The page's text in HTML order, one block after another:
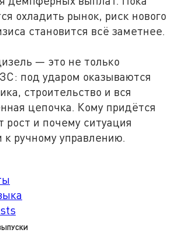
охладить рынок, риск нового
становится всё заметнее.
— это не только
под ударом оказываются
строительство и вся
цепочка. Кому придётся
рост и почему ситуация
ручному управлению.